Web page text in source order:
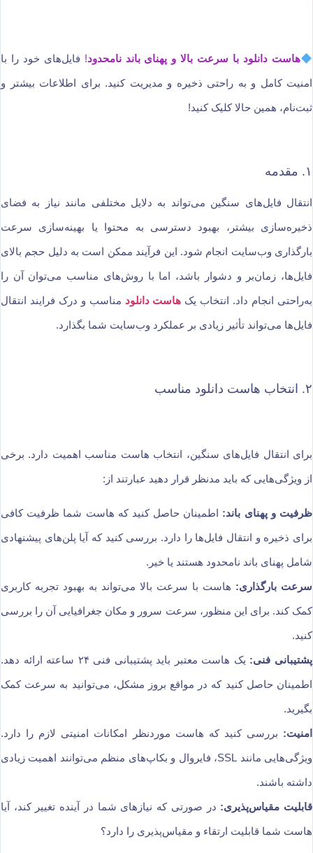
هاست دانلود با سرعت بالا و پهنای باند نامحدود! فایل‌های خود را با
امنیت کامل و به راحتی ذخیره و مدیریت کنید. برای اطلاعات بیشتر و
ثبت‌نام، همین حالا کلیک کنید!
۱. مقدمه
انتقال فایل‌های سنگین می‌تواند به دلایل مختلفی مانند نیاز به فضای
ذخیره‌سازی بیشتر، بهبود دسترسی به محتوا یا بهینه‌سازی سرعت
بارگذاری وب‌سایت انجام شود. این فرآیند ممکن است به دلیل حجم بالای
فایل‌ها، زمان‌بر و دشوار باشد، اما با روش‌های مناسب می‌توان آن را
به‌راحتی انجام داد. انتخاب یک هاست دانلود مناسب و درک فرایند انتقال
فایل‌ها می‌تواند تأثیر زیادی بر عملکرد وب‌سایت شما بگذارد.
۲. انتخاب هاست دانلود مناسب
برای انتقال فایل‌های سنگین، انتخاب هاست مناسب اهمیت دارد. برخی
از ویژگی‌هایی که باید مدنظر قرار دهید عبارتند از:
ظرفیت و پهنای باند: اطمینان حاصل کنید که هاست شما ظرفیت کافی
برای ذخیره و انتقال فایل‌ها را دارد. بررسی کنید که آیا پلن‌های پیشنهادی
شامل پهنای باند نامحدود هستند یا خیر.
سرعت بارگذاری: هاست با سرعت بالا می‌تواند به بهبود تجربه کاربری
کمک کند. برای این منظور، سرعت سرور و مکان جغرافیایی آن را بررسی
کنید.
پشتیبانی فنی: یک هاست معتبر باید پشتیبانی فنی ۲۴ ساعته ارائه دهد.
اطمینان حاصل کنید که در مواقع بروز مشکل، می‌توانید به سرعت کمک
بگیرید.
امنیت: بررسی کنید که هاست موردنظر امکانات امنیتی لازم را دارد.
ویژگی‌هایی مانند SSL، فایروال و بکاپ‌های منظم می‌توانند اهمیت زیادی
داشته باشند.
قابلیت مقیاس‌پذیری: در صورتی که نیازهای شما در آینده تغییر کند، آیا
هاست شما قابلیت ارتقاء و مقیاس‌پذیری را دارد؟